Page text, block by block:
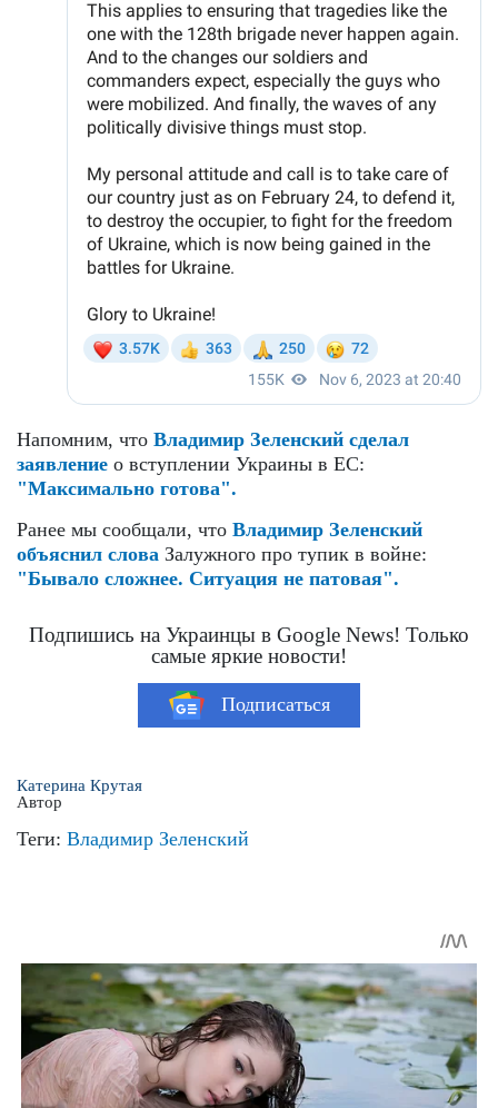
Напомним, что Владимир Зеленский сделал
заявление о вступлении Украины в ЕС:
"Максимально готова".
Ранее мы сообщали, что Владимир Зеленский
объяснил слова Залужного про тупик в войне:
"Бывало сложнее. Ситуация не патовая".
Подпишись на Украинцы в Google News! Только
самые яркие новости!
Подписаться
Катерина Крутая
Автор
Теги: Владимир Зеленский